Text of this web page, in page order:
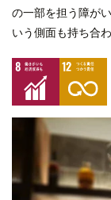
の一部を担う障が
いう側面も持ち合